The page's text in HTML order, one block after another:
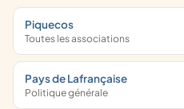
Piquecos
Toutes les associations
Pays de Lafrançaise
Politique générale